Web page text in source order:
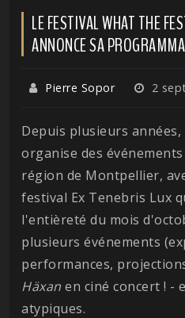
LE FESTIVAL WHAT THE
ANNONCE SA
Pierre Sopor 2
Depuis plusieurs années,
organise des
région de Montpellier,
festival Ex Tenebris Lux
l'entièreté du mois
plusieurs événements
performances,
Häxan en ciné concert ! -
atypiques.